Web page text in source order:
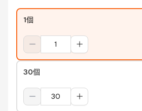
1個
30個